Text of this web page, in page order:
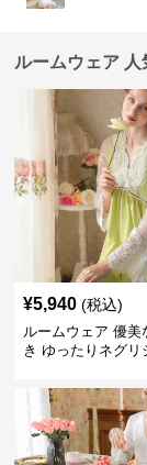
ルームウェア 人
¥5,940 (税込)
ルームウェア 優美
き ゆったりネグリ